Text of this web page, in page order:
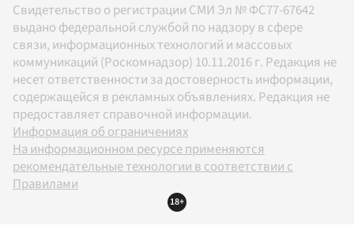
Свидетельство о регистрации СМИ Эл № ФС77-67642
выдано федеральной службой по надзору в сфере
связи, информационных технологий и массовых
коммуникаций (Роскомнадзор) 10.11.2016 г. Редакция не
несет ответственности за достоверность информации,
содержащейся в рекламных объявлениях. Редакция не
предоставляет справочной информации.
Информация об ограничениях
На информационном ресурсе применяются
рекомендательные технологии в соответствии с
Правилами
18+